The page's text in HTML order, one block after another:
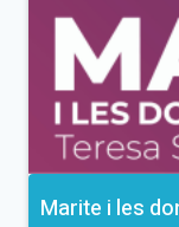
Marite i les